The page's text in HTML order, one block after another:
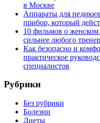
в Москве
Аппараты для
прибор, который
10 фильмов о
сильнее любого
Как безопасно и
практическое
специалистов
Рубрики
Без рубрики
Болезни
Диеты